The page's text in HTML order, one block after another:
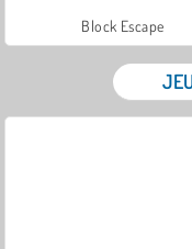
Block Escape